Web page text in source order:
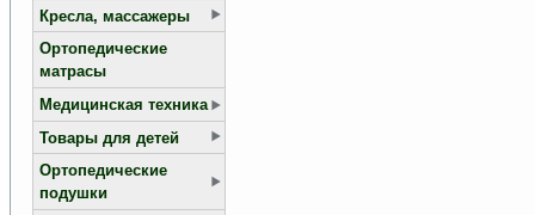
Кресла, массажеры
Ортопедические
матрасы
Медицинская техника
Товары для детей
Ортопедические
подушки